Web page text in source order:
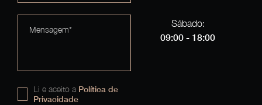
Mensagem*
Li e aceito a Política de
Privacidade
Sábado:
09:00 - 18:00